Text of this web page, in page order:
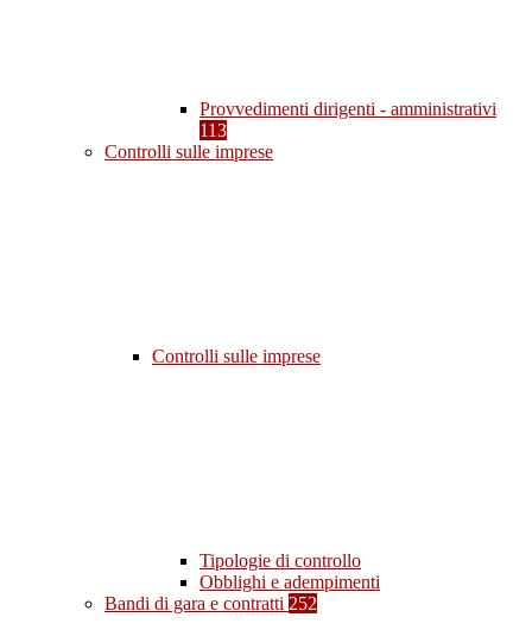
Provvedimenti dirigenti - amministrativi
113
Controlli sulle imprese
Controlli sulle imprese
Tipologie di controllo
Obblighi e adempimenti
Bandi di gara e contratti 252